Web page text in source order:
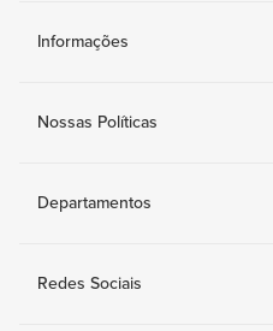
Informações
Nossas Políticas
Departamentos
Redes Sociais